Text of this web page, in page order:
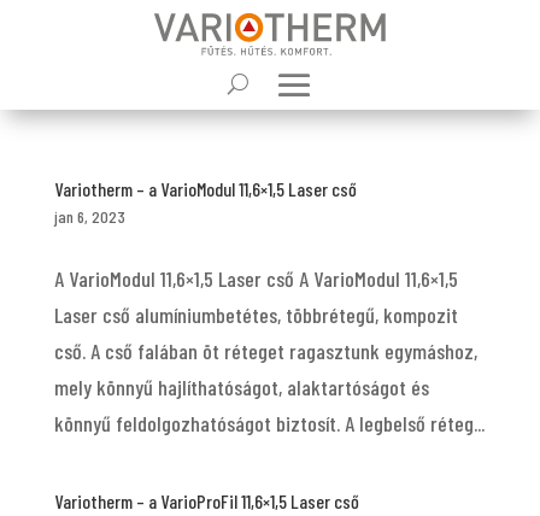
Variotherm – a VarioModul 11,6×1,5 Laser cső
jan 6, 2023
A VarioModul 11,6×1,5 Laser cső A VarioModul 11,6×1,5
Laser cső alumíniumbetétes, többrétegű, kompozit
cső. A cső falában öt réteget ragasztunk egymáshoz,
mely könnyű hajlíthatóságot, alaktartóságot és
könnyű feldolgozhatóságot biztosít. A legbelső réteg...
Variotherm – a VarioProFil 11,6×1,5 Laser cső